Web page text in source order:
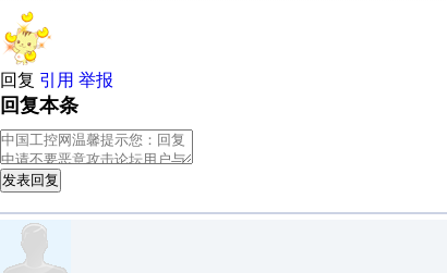
回复 引用 举报
回复本条
发表回复